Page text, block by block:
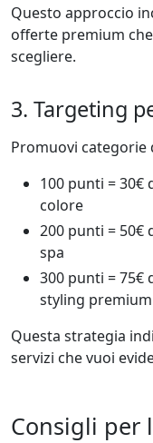
Questo approccio
offerte premium
scegliere.
3. Targeting
Promuovi categorie
100 punti = 30€
colore
200 punti = 50€
spa
300 punti = 75€
styling premium
Questa strategia
servizi che vuoi
Consigli per